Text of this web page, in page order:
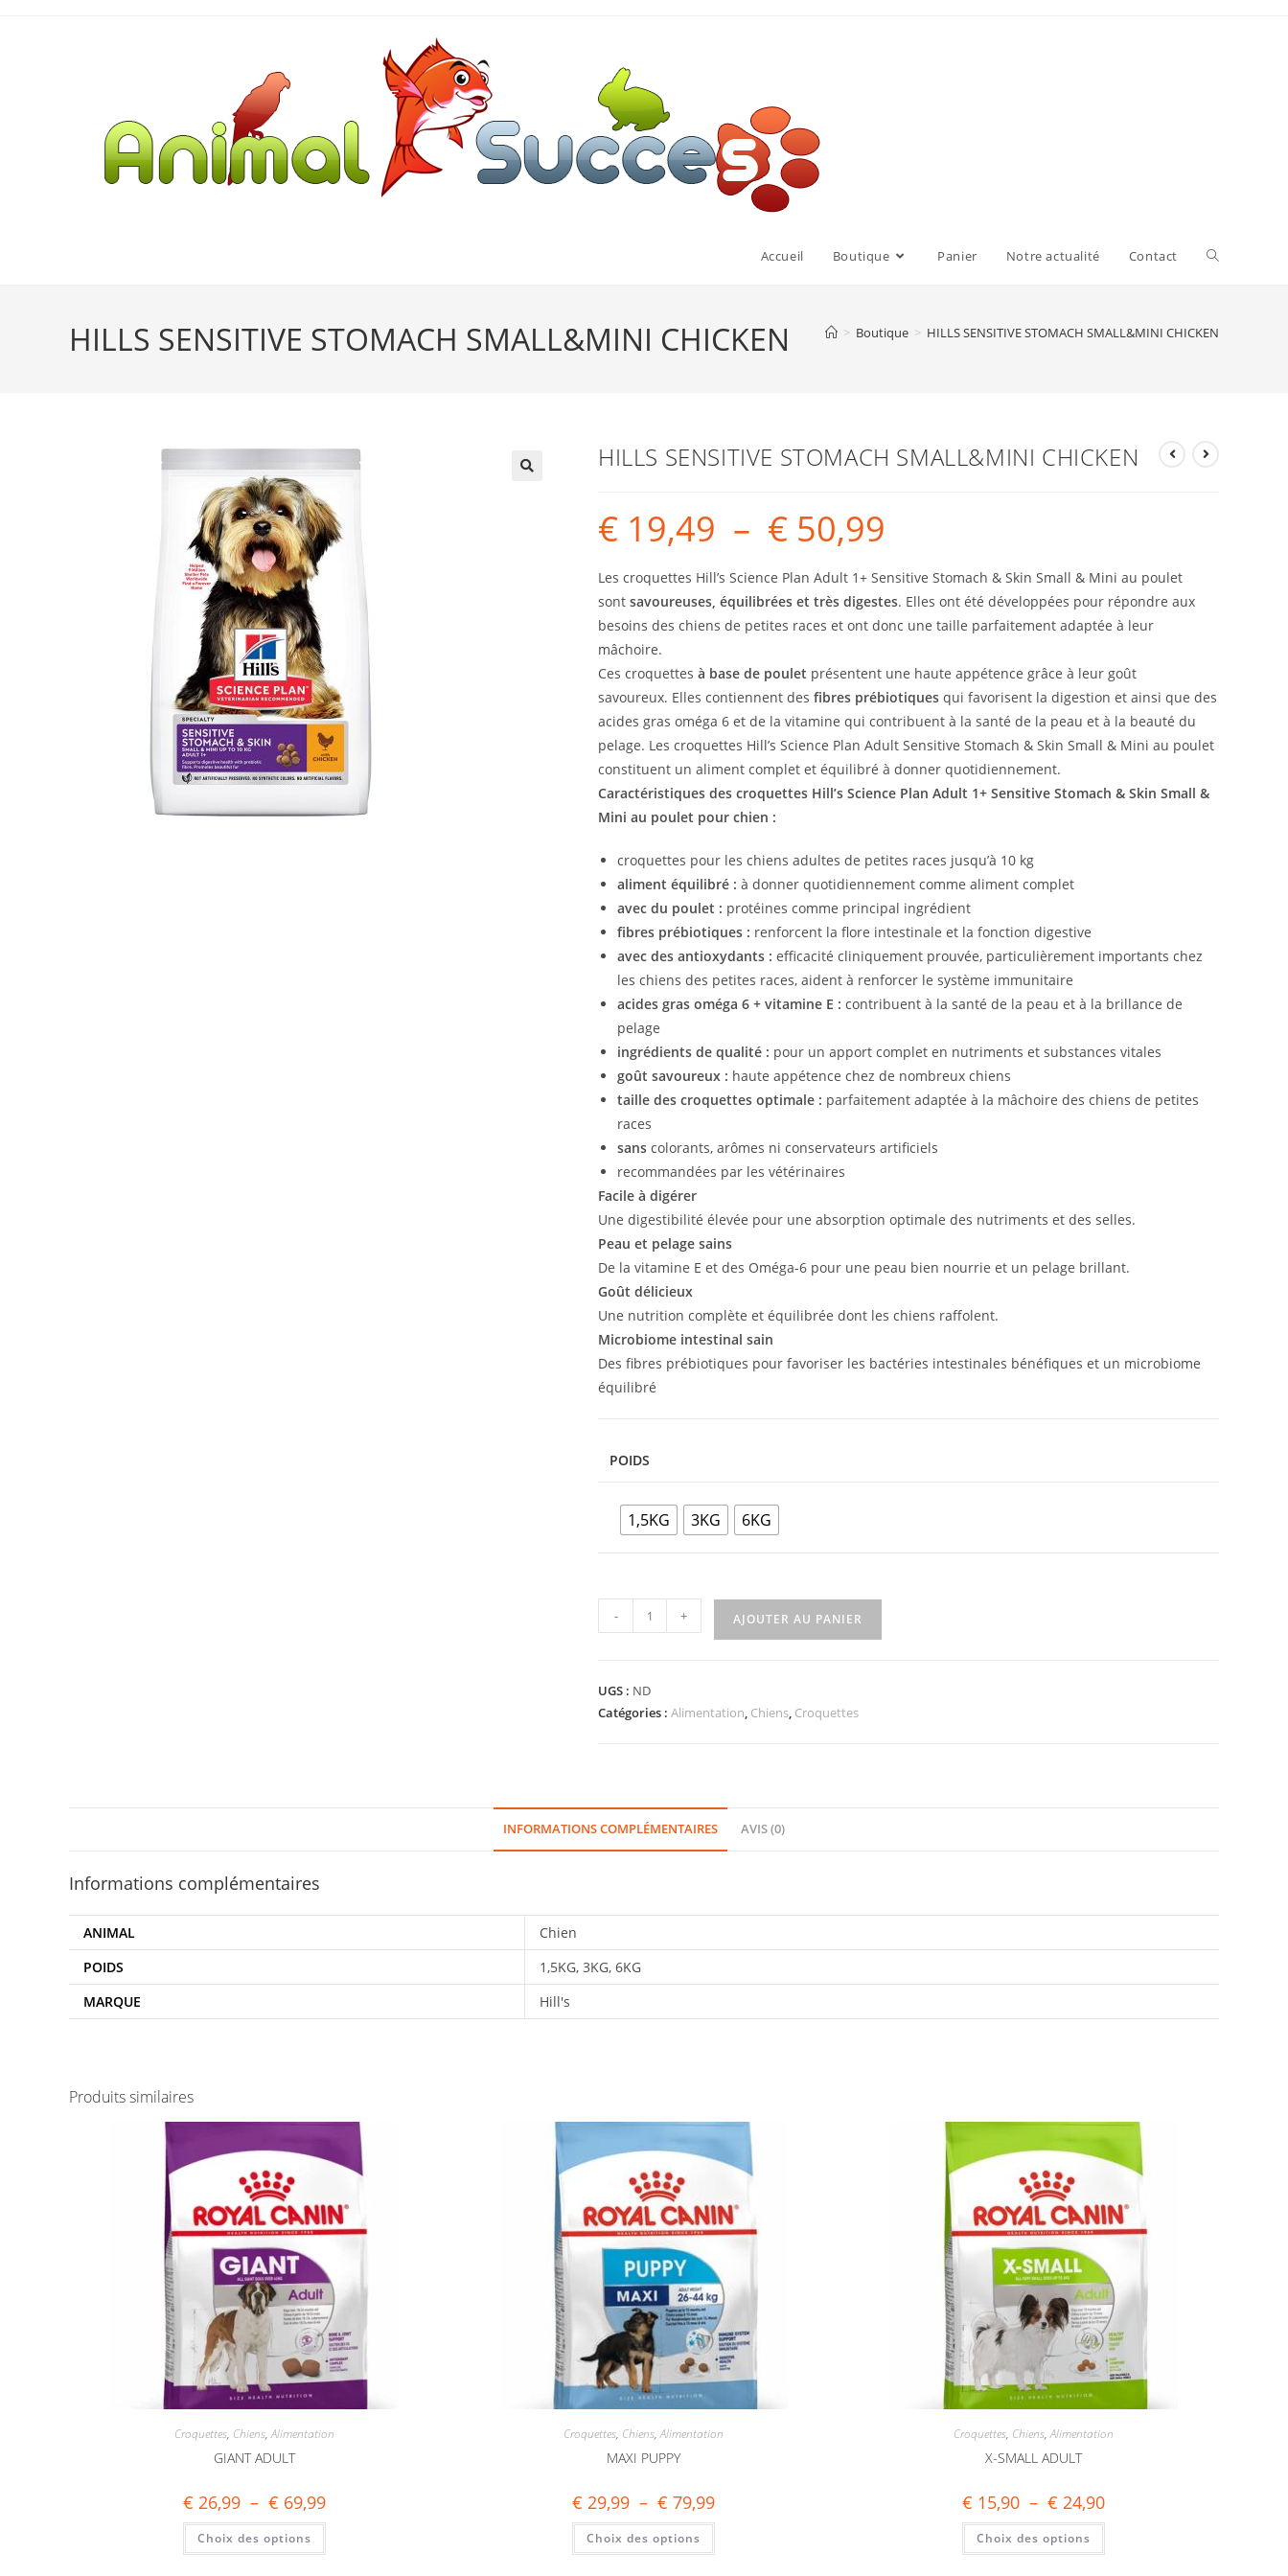
Accueil Boutique Panier Notre actualité Contact
HILLS SENSITIVE STOMACH SMALL&MINI CHICKEN > Boutique > HILLS SENSITIVE STOMACH SMALL&MINI CHICKEN
HILLS SENSITIVE STOMACH SMALL&MINI CHICKEN
€ 19,49 – € 50,99
Les croquettes Hill’s Science Plan Adult 1+ Sensitive Stomach & Skin Small & Mini au poulet
sont savoureuses, équilibrées et très digestes. Elles ont été développées pour répondre aux
besoins des chiens de petites races et ont donc une taille parfaitement adaptée à leur
mâchoire.
Ces croquettes à base de poulet présentent une haute appétence grâce à leur goût
savoureux. Elles contiennent des fibres prébiotiques qui favorisent la digestion et ainsi que des
acides gras oméga 6 et de la vitamine qui contribuent à la santé de la peau et à la beauté du
pelage. Les croquettes Hill’s Science Plan Adult Sensitive Stomach & Skin Small & Mini au poulet
constituent un aliment complet et équilibré à donner quotidiennement.
Caractéristiques des croquettes Hill’s Science Plan Adult 1+ Sensitive Stomach & Skin Small &
Mini au poulet pour chien :
croquettes pour les chiens adultes de petites races jusqu’à 10 kg
aliment équilibré : à donner quotidiennement comme aliment complet
avec du poulet : protéines comme principal ingrédient
fibres prébiotiques : renforcent la flore intestinale et la fonction digestive
avec des antioxydants : efficacité cliniquement prouvée, particulièrement importants chez
les chiens des petites races, aident à renforcer le système immunitaire
acides gras oméga 6 + vitamine E : contribuent à la santé de la peau et à la brillance de
pelage
ingrédients de qualité : pour un apport complet en nutriments et substances vitales
goût savoureux : haute appétence chez de nombreux chiens
taille des croquettes optimale : parfaitement adaptée à la mâchoire des chiens de petites
races
sans colorants, arômes ni conservateurs artificiels
recommandées par les vétérinaires
Facile à digérer
Une digestibilité élevée pour une absorption optimale des nutriments et des selles.
Peau et pelage sains
De la vitamine E et des Oméga-6 pour une peau bien nourrie et un pelage brillant.
Goût délicieux
Une nutrition complète et équilibrée dont les chiens raffolent.
Microbiome intestinal sain
Des fibres prébiotiques pour favoriser les bactéries intestinales bénéfiques et un microbiome
équilibré
POIDS
1,5KG 3KG 6KG
- + AJOUTER AU PANIER
UGS : ND
Catégories : Alimentation, Chiens, Croquettes
INFORMATIONS COMPLÉMENTAIRES AVIS (0)
Informations complémentaires
ANIMAL
Chien
POIDS
1,5KG, 3KG, 6KG
MARQUE
Hill's
Produits similaires
Croquettes, Chiens,Alimentation
GIANT ADULT
€ 26,99 – € 69,99
Choix des options
Croquettes, Chiens,Alimentation
MAXI PUPPY
€ 29,99 – € 79,99
Choix des options
Croquettes, Chiens,Alimentation
X-SMALL ADULT
€ 15,90 – € 24,90
Choix des options